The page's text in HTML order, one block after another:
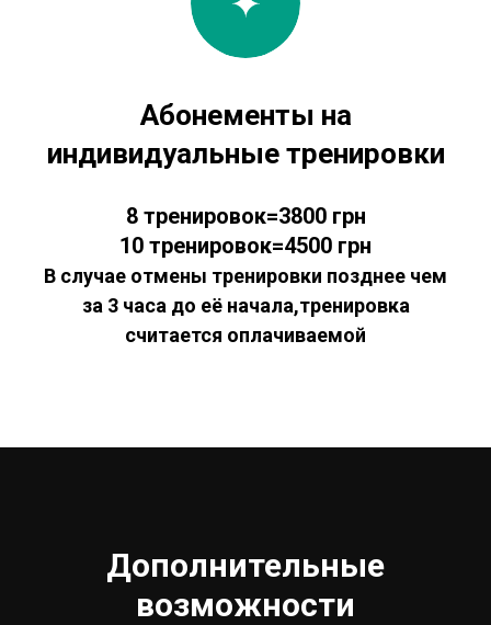
Абонементы на
индивидуальные тренировки
8 тренировок=3800 грн
10 тренировок=4500 грн
В случае отмены тренировки позднее чем
за 3 часа до её начала,тренировка
считается оплачиваемой
Дополнительные
возможности